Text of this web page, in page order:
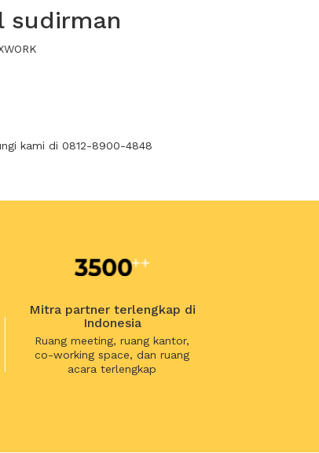
sudirman
kami di 0812-8900-4848
Mitra partner terlengkap di
Indonesia
Ruang meeting, ruang kantor,
co-working space, dan ruang
acara terlengkap